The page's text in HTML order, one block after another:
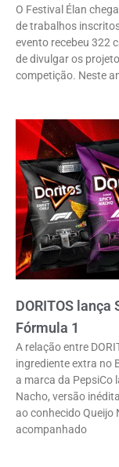
O Festival Élan
de trabalhos
evento recebeu 322
de divulgar os
competição. Neste
DORITOS
Fórmula 1
A relação entre
ingrediente extra no
a marca da PepsiCo
Nacho, versão
ao conhecido Queijo
acompanhado